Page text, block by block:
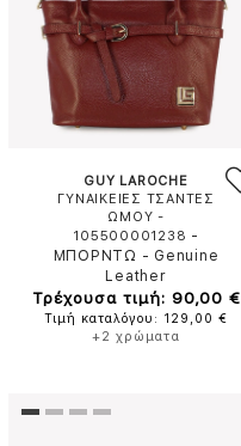
GUY LAROCHE
ΓΥΝΑΙΚΕΙΕΣ ΤΣΑΝΤΕΣ
ΩΜΟΥ -
105500001238 -
ΜΠΟΡΝΤΩ - Genuine
Leather
Τρέχουσα τιμή: 90,00 €
Τιμή καταλόγου: 129,00 €
+2 χρώματα